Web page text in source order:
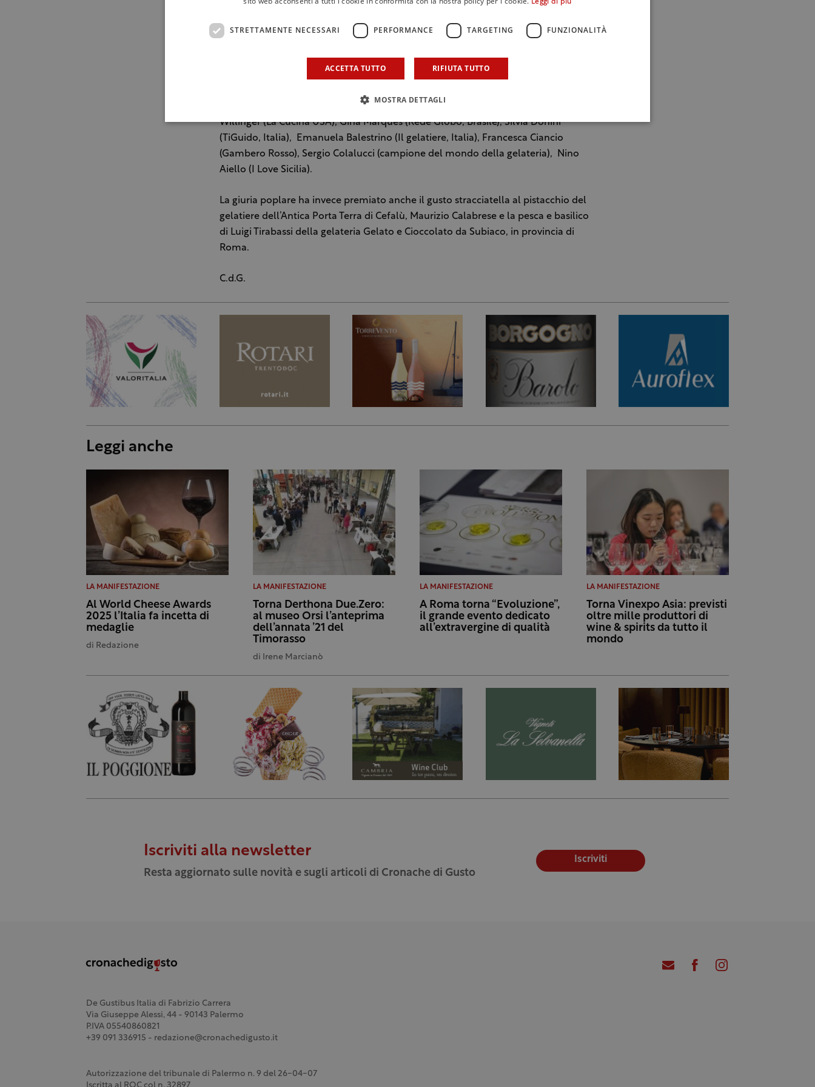
gelato al pistacchio. Terzo è Alberto Marchetti da Torino con la nocciola del
giuria d’eccezione composta da grandi firme e professionisti del settore: Faith
Willinger (La Cucina USA), Gina Marques (Rede Globo, Brasile), Silvia Donini
(TiGuido, Italia), Emanuela Balestrino (Il gelatiere, Italia), Francesca Ciancio
(Gambero Rosso), Sergio Colalucci (campione del mondo della gelateria), Nino
Aiello (I Love Sicilia).
La giuria poplare ha invece premiato anche il gusto stracciatella al pistacchio del
gelatiere dell’Antica Porta Terra di Cefalù, Maurizio Calabrese e la pesca e basilico
di Luigi Tirabassi della gelateria Gelato e Cioccolato da Subiaco, in provincia di
Roma.
C.d.G.
Leggi anche
LA MANIFESTAZIONE
Al World Cheese Awards
2025 l’Italia fa incetta di
medaglie
di Redazione
LA MANIFESTAZIONE
Torna Derthona Due.Zero:
al museo Orsi l’anteprima
dell’annata ’21 del
Timorasso
di Irene Marcianò
LA MANIFESTAZIONE
A Roma torna “Evoluzione”,
il grande evento dedicato
all’extravergine di qualità
LA MANIFESTAZIONE
Torna Vinexpo Asia: previsti
oltre mille produttori di
wine & spirits da tutto il
mondo
Iscriviti alla newsletter
Resta aggiornato sulle novità e sugli articoli di Cronache di Gusto
Iscriviti
De Gustibus Italia di Fabrizio Carrera
Via Giuseppe Alessi, 44 - 90143 Palermo
P.IVA 05540860821
+39 091 336915 - redazione@cronachedigusto.it
Autorizzazione del tribunale di Palermo n. 9 del 26-04-07
Leggi di più
STRETTAMENTE NECESSARI PERFORMANCE TARGETING FUNZIONALITÀ
ACCETTA TUTTO RIFIUTA TUTTO
MOSTRA DETTAGLI